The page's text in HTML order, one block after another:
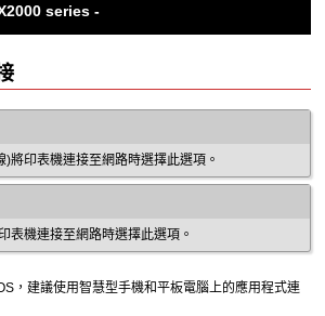
series -
)將印表機連接至網路時選擇此選項。
表機連接至網路時選擇此選項。
，建議使用智慧型手機和平板電腦上的應用程式連